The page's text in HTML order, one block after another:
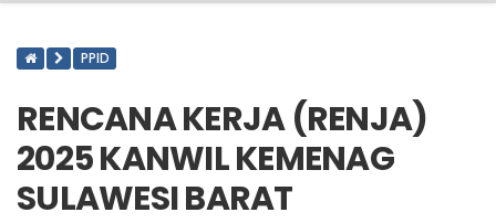
PPID
RENCANA KERJA (RENJA)
2025 KANWIL KEMENAG
SULAWESI BARAT